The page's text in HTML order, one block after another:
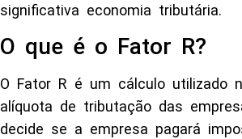
significativa economia tributária.
O que é o Fator R?
O Fator R é um cálculo utilizado
alíquota de tributação das
decide se a empresa pagará